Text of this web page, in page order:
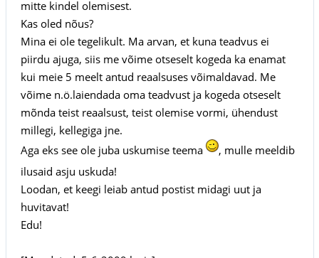
mitte kindel olemisest.
Kas oled nõus?
Mina ei ole tegelikult. Ma arvan, et kuna teadvus ei
piirdu ajuga, siis me võime otseselt kogeda ka enamat
kui meie 5 meelt antud reaalsuses võimaldavad. Me
võime n.ö.laiendada oma teadvust ja kogeda otseselt
mõnda teist reaalsust, teist olemise vormi, ühendust
millegi, kellegiga jne.
Aga eks see ole juba uskumise teema
, mulle meeldib
ilusaid asju uskuda!
Loodan, et keegi leiab antud postist midagi uut ja
huvitavat!
Edu!